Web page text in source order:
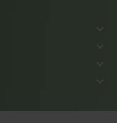
keyboard_arrow_down
keyboard_arrow_down
keyboard_arrow_down
keyboard_arrow_down